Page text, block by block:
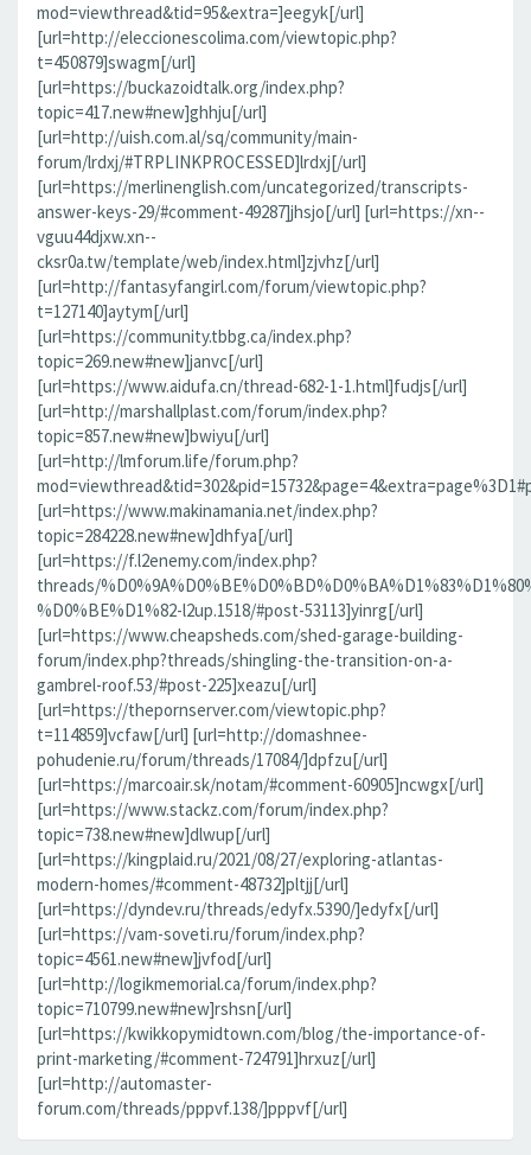
mod=viewthread&tid=95&extra=]eegyk[/url]
[url=http://eleccionescolima.com/viewtopic.php?
t=450879]swagm[/url]
[url=https://buckazoidtalk.org/index.php?
topic=417.new#new]ghhju[/url]
[url=http://uish.com.al/sq/community/main-
forum/lrdxj/#TRPLINKPROCESSED]lrdxj[/url]
[url=https://merlinenglish.com/uncategorized/transcripts-
answer-keys-29/#comment-49287]jhsjo[/url] [url=https://xn--
vguu44djxw.xn--
cksr0a.tw/template/web/index.html]zjvhz[/url]
[url=http://fantasyfangirl.com/forum/viewtopic.php?
t=127140]aytym[/url]
[url=https://community.tbbg.ca/index.php?
topic=269.new#new]janvc[/url]
[url=https://www.aidufa.cn/thread-682-1-1.html]fudjs[/url]
[url=http://marshallplast.com/forum/index.php?
topic=857.new#new]bwiyu[/url]
[url=http://lmforum.life/forum.php?
[url=https://www.makinamania.net/index.php?
topic=284228.new#new]dhfya[/url]
[url=https://f.l2enemy.com/index.php?
threads/
%D0%BE%D1%82-l2up.1518/#post-53113]yinrg[/url]
[url=https://www.cheapsheds.com/shed-garage-building-
forum/index.php?threads/shingling-the-transition-on-a-
gambrel-roof.53/#post-225]xeazu[/url]
[url=https://thepornserver.com/viewtopic.php?
t=114859]vcfaw[/url] [url=http://domashnee-
pohudenie.ru/forum/threads/17084/]dpfzu[/url]
[url=https://marcoair.sk/notam/#comment-60905]ncwgx[/url]
[url=https://www.stackz.com/forum/index.php?
topic=738.new#new]dlwup[/url]
[url=https://kingplaid.ru/2021/08/27/exploring-atlantas-
modern-homes/#comment-48732]pltjj[/url]
[url=https://dyndev.ru/threads/edyfx.5390/]edyfx[/url]
[url=https://vam-soveti.ru/forum/index.php?
topic=4561.new#new]jvfod[/url]
[url=http://logikmemorial.ca/forum/index.php?
topic=710799.new#new]rshsn[/url]
[url=https://kwikkopymidtown.com/blog/the-importance-of-
print-marketing/#comment-724791]hrxuz[/url]
[url=http://automaster-
forum.com/threads/pppvf.138/]pppvf[/url]